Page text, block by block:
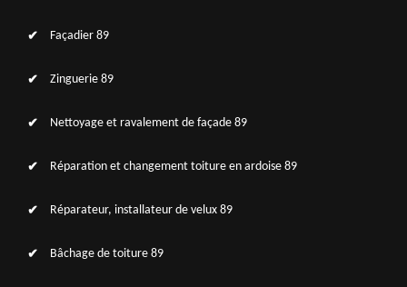
Façadier 89
Zinguerie 89
Nettoyage et ravalement de façade 89
Réparation et changement toiture en ardoise 89
Réparateur, installateur de velux 89
Bâchage de toiture 89